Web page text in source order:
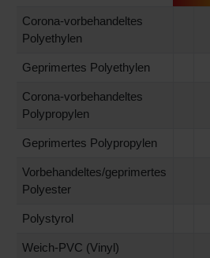
Corona-vorbehandeltes
Polyethylen
Geprimertes Polyethylen
Corona-vorbehandeltes
Polypropylen
Geprimertes Polypropylen
Vorbehandeltes/geprimertes
Polyester
Polystyrol
Weich-PVC (Vinyl)